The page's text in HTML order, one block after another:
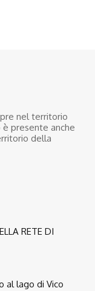
nel territorio
presente anche
della
RETE DI
al lago di Vico